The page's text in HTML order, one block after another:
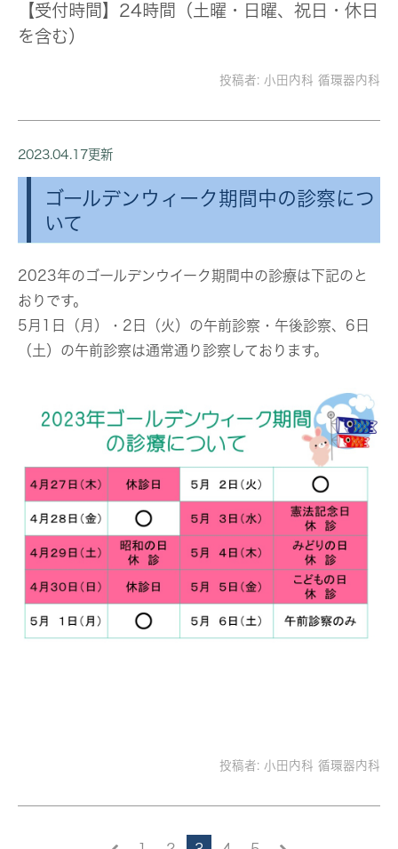
【受付時間】24時間（土曜・日曜、祝日・休日
を含む）
投稿者: 小田内科 循環器内科
2023.04.17更新
ゴールデンウィーク期間中の診察につ
いて
2023年のゴールデンウイーク期間中の診療は下記のと
おりです。
5月1日（月）・2日（火）の午前診察・午後診察、6日
（土）の午前診察は通常通り診察しております。
投稿者: 小田内科 循環器内科